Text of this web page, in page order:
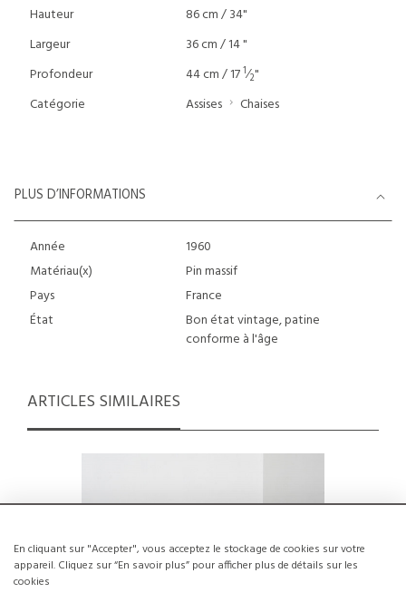
En cliquant sur "Accepter", vous acceptez le stockage de cookies sur votre
appareil. Cliquez sur “En savoir plus” pour afficher plus de détails sur les
cookies
Hauteur
86 cm / 34"
Largeur
36 cm / 14 "
Profondeur
44 cm / 171⁄2"
Catégorie
Assises Chaises
PLUS D’INFORMATIONS
Année
1960
Matériau(x)
Pin massif
Pays
France
État
Bon état vintage, patine
conforme à l'âge
ARTICLES SIMILAIRES